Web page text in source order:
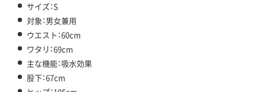
サイズ：S
対象：男女兼用
ウエスト：60cm
ワタリ：69cm
主な機能：吸水効果
股下：67cm